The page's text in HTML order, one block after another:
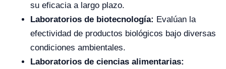
su eficacia a largo plazo.
Laboratorios de biotecnología: Evalúan la
efectividad de productos biológicos bajo diversas
condiciones ambientales.
Laboratorios de ciencias alimentarias: